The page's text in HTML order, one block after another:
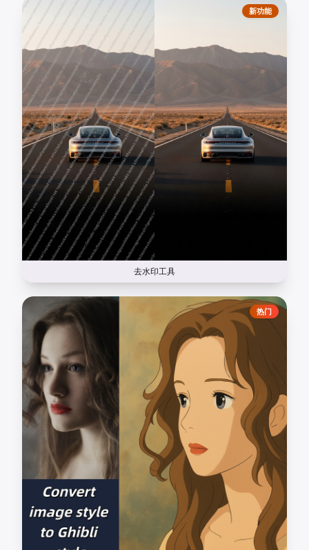
新功能
去水印工具
热门